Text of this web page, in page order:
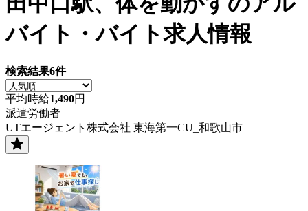
バイト・バイト求人情報
検索結果6件
平均時給1,490円
派遣労働者
UTエージェント株式会社 東海第一CU_和歌山市